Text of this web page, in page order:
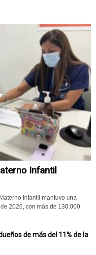
Infantil
Infantil mantuvo una
2026, con más de 130.000
de más del 11% de la